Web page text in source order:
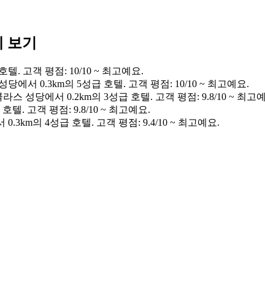
기
텔. 고객 평점: 10/10 ~ 최고예요.
에서 0.3km의 5성급 호텔. 고객 평점: 10/10 ~ 최고예요.
스 성당에서 0.2km의 3성급 호텔. 고객 평점: 9.8/10 ~ 최고
텔. 고객 평점: 9.8/10 ~ 최고예요.
의 4성급 호텔. 고객 평점: 9.4/10 ~ 최고예요.